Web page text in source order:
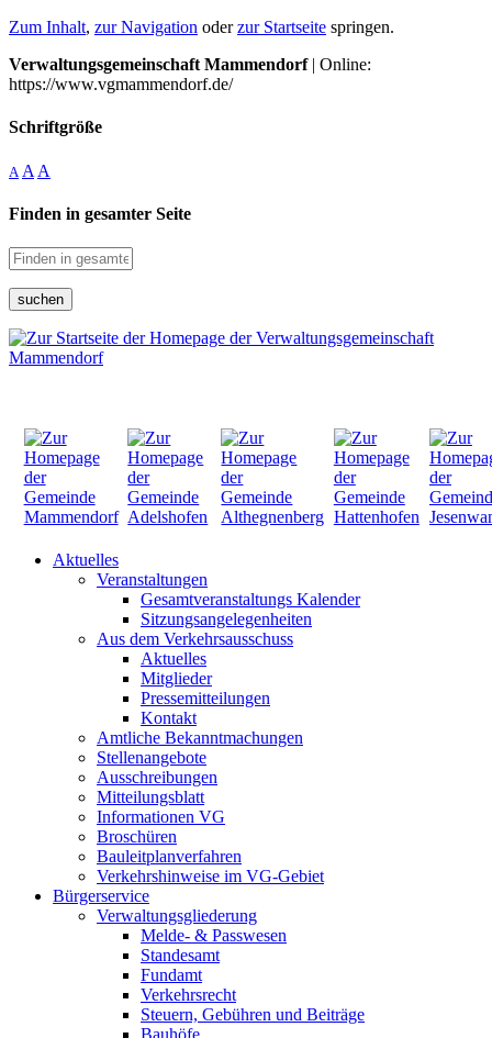
Zum Inhalt, zur Navigation oderzur Startseite springen.
Verwaltungsgemeinschaft Mammendorf| Online:
https://www.vgmammendorf.de/
Schriftgröße
A A A
Finden in gesamter Seite
suchen
Aktuelles
Veranstaltungen
Gesamtveranstaltungs Kalender
Sitzungsangelegenheiten
Aus dem Verkehrsausschuss
Aktuelles
Mitglieder
Pressemitteilungen
Kontakt
Amtliche Bekanntmachungen
Stellenangebote
Ausschreibungen
Mitteilungsblatt
Informationen VG
Broschüren
Bauleitplanverfahren
Verkehrshinweise im VG-Gebiet
Bürgerservice
Verwaltungsgliederung
Melde- & Passwesen
Standesamt
Fundamt
Verkehrsrecht
Steuern, Gebühren und Beiträge
Bauhöfe